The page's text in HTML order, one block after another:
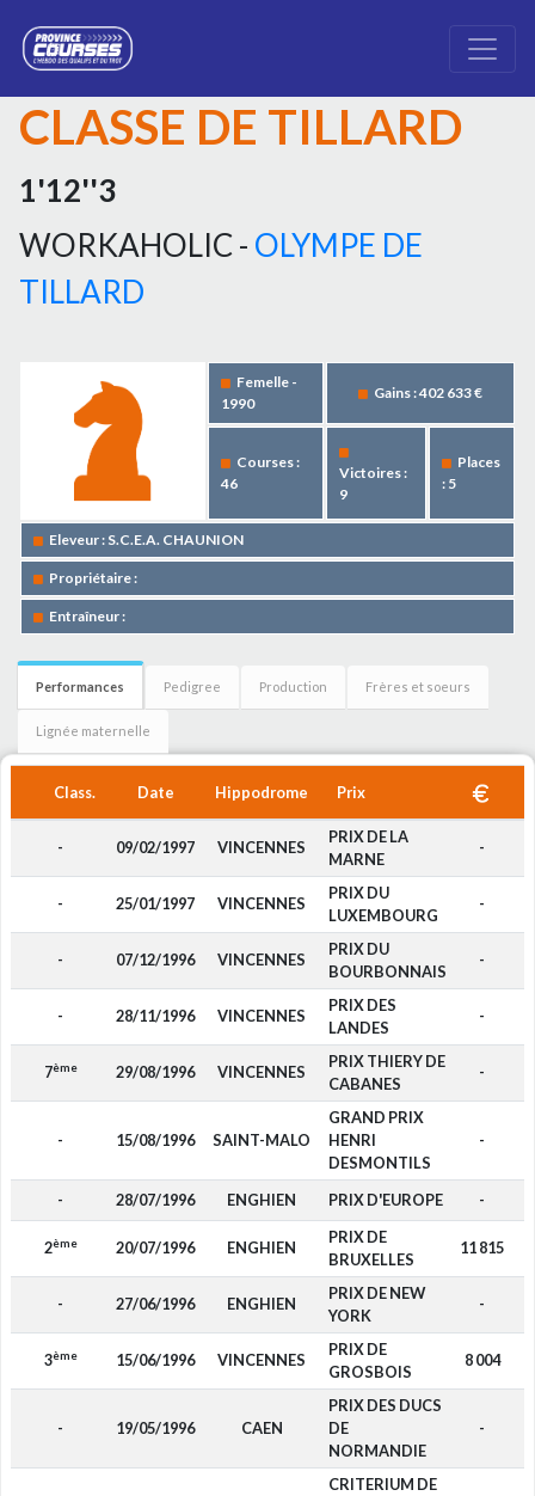
CLASSE DE TILLARD
1'12''3
WORKAHOLIC - OLYMPE DE
TILLARD
Femelle -
1990
Gains : 402 633 €
Courses :
46
Victoires :
9
Places
: 5
Eleveur : S.C.E.A. CHAUNION
Propriétaire :
Entraîneur :
Performances Pedigree Production Frères et soeurs
Lignée maternelle
Class. Date Hippodrome Prix
- 09/02/1997 VINCENNES
PRIX DE LA
MARNE
-
- 25/01/1997 VINCENNES
PRIX DU
LUXEMBOURG
-
- 07/12/1996 VINCENNES
PRIX DU
BOURBONNAIS
-
- 28/11/1996 VINCENNES
PRIX DES
LANDES
-
7ème 29/08/1996 VINCENNES
PRIX THIERY DE
CABANES
-
- 15/08/1996 SAINT-MALO
GRAND PRIX
HENRI
DESMONTILS
-
- 28/07/1996 ENGHIEN PRIX D'EUROPE -
2ème 20/07/1996 ENGHIEN
PRIX DE
BRUXELLES
11 815
- 27/06/1996 ENGHIEN
PRIX DE NEW
YORK
-
3ème 15/06/1996 VINCENNES
PRIX DE
GROSBOIS
8 004
- 19/05/1996 CAEN
PRIX DES DUCS
DE
NORMANDIE
-
CRITERIUM DE